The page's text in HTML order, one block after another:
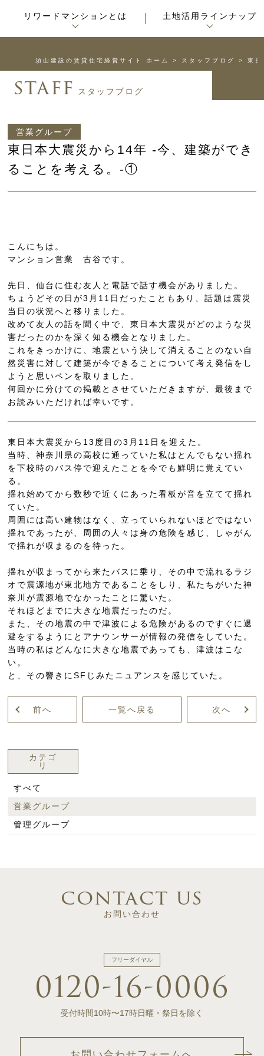
リワードマンションとは 土地活用ラインナップ
須山建設の賃貸住宅経営サイト ホーム > スタッフブログ > 東
staff スタッフブログ
営業グループ
東日本大震災から14年 -今、建築ができ
ることを考える。-①
こんにちは。
マンション営業 古谷です。
先日、仙台に住む友人と電話で話す機会がありました。
ちょうどその日が3月11日だったこともあり、話題は震災
当日の状況へと移りました。
改めて友人の話を聞く中で、東日本大震災がどのような災
害だったのかを深く知る機会となりました。
これをきっかけに、地震という決して消えることのない自
然災害に対して建築が今できることについて考え発信をし
ようと思いペンを取りました。
何回かに分けての掲載とさせていただきますが、最後まで
お読みいただければ幸いです。
東日本大震災から13度目の3月11日を迎えた。
当時、神奈川県の高校に通っていた私はとんでもない揺れ
を下校時のバス停で迎えたことを今でも鮮明に覚えてい
る。
揺れ始めてから数秒で近くにあった看板が音を立てて揺れ
ていた。
周囲には高い建物はなく、立っていられないほどではない
揺れであったが、周囲の人々は身の危険を感じ、しゃがん
で揺れが収まるのを待った。
揺れが収まってから来たバスに乗り、その中で流れるラジ
オで震源地が東北地方であることをしり、私たちがいた神
奈川が震源地でなかったことに驚いた。
それほどまでに大きな地震だったのだ。
また、その地震の中で津波による危険があるのですぐに退
避をするようにとアナウンサーが情報の発信をしていた。
当時の私はどんなに大きな地震であっても、津波はこな
い。
と、その響きにSFじみたニュアンスを感じていた。
前へ 一覧へ戻る 次へ
カテゴ
リ
すべて
営業グループ
管理グループ
contact us
お問い合わせ
フリーダイヤル
0120-16-0006
受付時間10時〜17時日曜・祭日を除く